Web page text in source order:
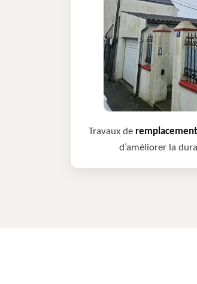
Travaux de
d’améliorer la